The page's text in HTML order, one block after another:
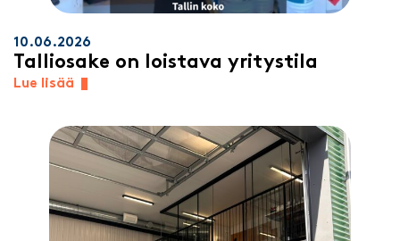
10.06.2026
Talliosake on loistava yritystila
Lue lisää